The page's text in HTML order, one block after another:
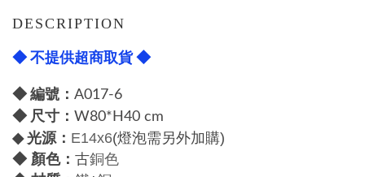
DESCRIPTION
◆ 不提供超商取貨 ◆
◆ 編號： A017-6
◆ 尺寸： W80*H40 cm
◆光源： E14x6(燈泡需另外加購)
◆ 顏色： 古銅色